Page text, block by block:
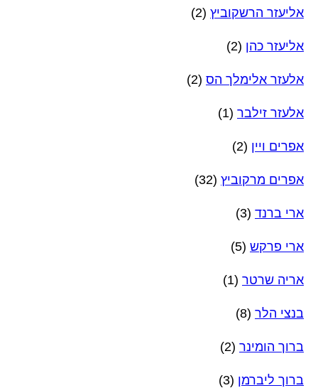
אליעזר הרשקוביץ (2)
אליעזר כהן (2)
אלעזר אלימלך הס (2)
אלעזר זילבר (1)
אפרים ויין (2)
אפרים מרקוביץ (32)
ארי ברנד (3)
ארי פרקש (5)
אריה שרטר (1)
בנצי הלר (8)
ברוך הומינר (2)
ברוך ליברמן (3)